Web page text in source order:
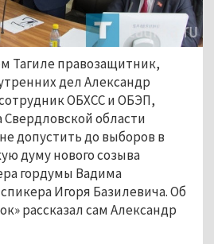
Тагиле правозащитник,
дел Александр
ОБХСС и ОБЭП,
Свердловской области
допустить до выборов в
думу нового созыва
гордумы Вадима
Игоря Базилевича. Об
рассказал сам Александр